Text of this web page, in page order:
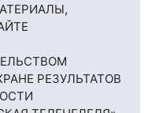
РЕЗУЛЬТАТОВ